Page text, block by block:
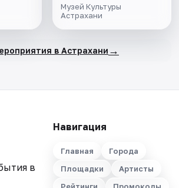
Музей Культуры
Астрахани
в Астрахани →
в
Навигация
Главная
Города
Площадки
Артисты